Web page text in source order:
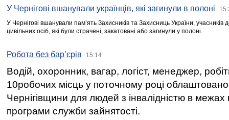
У Чернігові вшанували українців, які загинули в полоні
У Чернігові вшанували пам’ять Захисників та Захисниць України,
цивільних осіб, які були страчені, закатовані або загинули у полоні.
Робота без бар’єрів 15:14
Водій, охоронник, вагар, логіст, менеджер,
10робочих місць у поточному році
Чернігівщини для людей з інвалідністю в межах
програми служби зайнятості.